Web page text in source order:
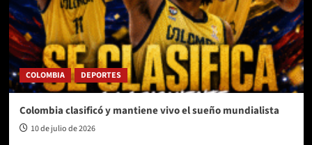
COLOMBIA DEPORTES
Colombia clasificó y mantiene vivo el sueño mundialista
10 de julio de 2026